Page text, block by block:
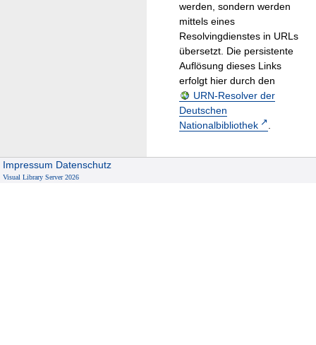
werden, sondern werden
mittels eines
Resolvingdienstes in URLs
übersetzt. Die persistente
Auflösung dieses Links
erfolgt hier durch den
URN-Resolver der
Deutschen
Nationalbibliothek
.
Impressum Datenschutz
Visual Library Server 2026